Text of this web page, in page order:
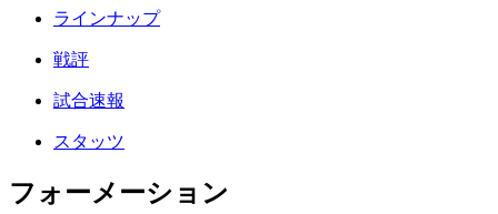
ラインナップ
戦評
試合速報
スタッツ
フォーメーション